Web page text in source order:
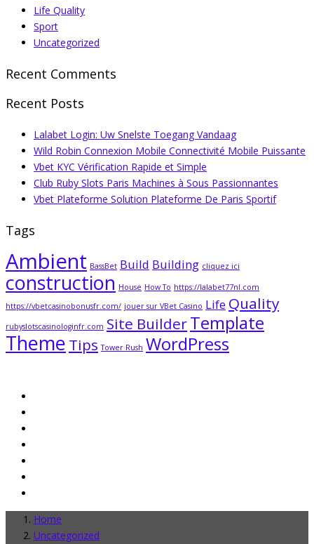
Life Quality
Sport
Uncategorized
Recent Comments
Recent Posts
Lalabet Login: Uw Snelste Toegang Vandaag
Wild Robin Connexion Mobile Connectivité Mobile Puissante
Vbet KYC Vérification Rapide et Simple
Club Ruby Slots Paris Machines à Sous Passionnantes
Vbet Plateforme Solution Plateforme De Paris Sportif
Tags
Ambient BassBet Build Building cliquez ici
construction House How To https://lalabet77nl.com
https://vbetcasinobonusfr.com/ jouer sur VBet Casino Life Quality
rubyslotscasinologinfr.com Site BuilderTemplate
Theme Tips Tower Rush WordPress
Home
Uncategorized